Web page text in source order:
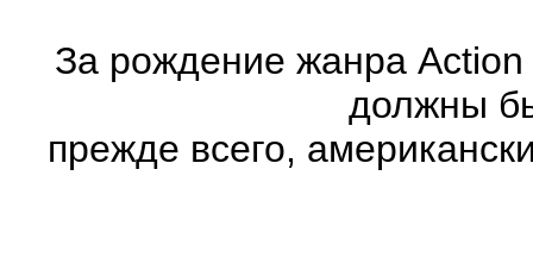
За рождение жанра
должны
прежде всего,